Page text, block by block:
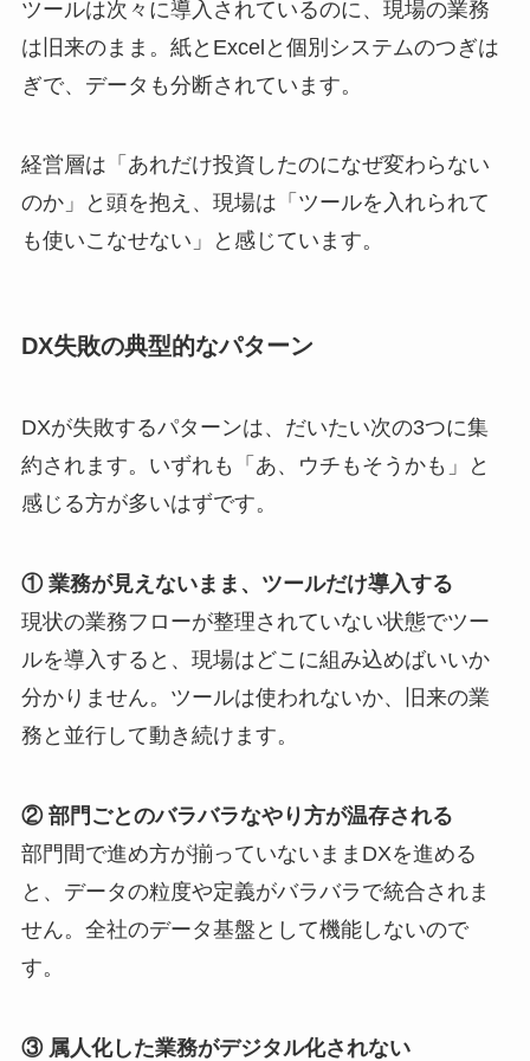
ツールは次々に導入されているのに、現場の業務
は旧来のまま。紙とExcelと個別システムのつぎは
ぎで、データも分断されています。
経営層は「あれだけ投資したのになぜ変わらない
のか」と頭を抱え、現場は「ツールを入れられて
も使いこなせない」と感じています。
DX失敗の典型的なパターン
DXが失敗するパターンは、だいたい次の3つに集
約されます。いずれも「あ、ウチもそうかも」と
感じる方が多いはずです。
① 業務が見えないまま、ツールだけ導入する
現状の業務フローが整理されていない状態でツー
ルを導入すると、現場はどこに組み込めばいいか
分かりません。ツールは使われないか、旧来の業
務と並行して動き続けます。
② 部門ごとのバラバラなやり方が温存される
部門間で進め方が揃っていないままDXを進める
と、データの粒度や定義がバラバラで統合されま
せん。全社のデータ基盤として機能しないので
す。
③ 属人化した業務がデジタル化されない